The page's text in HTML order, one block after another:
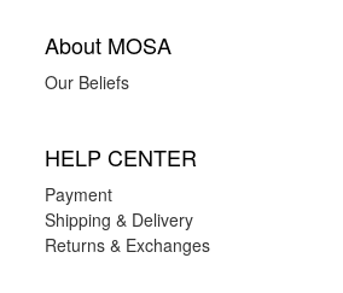
About MOSA
Our Beliefs
HELP CENTER
Payment
Shipping & Delivery
Returns & Exchanges